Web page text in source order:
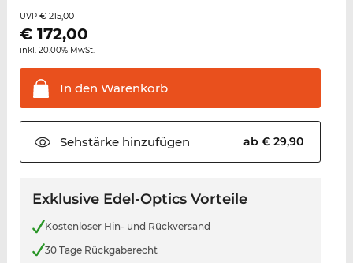
UVP € 215,00
€ 172,00
inkl. 20.00% MwSt.
In den Warenkorb
Sehstärkehinzufügen ab € 29,90
Exklusive Edel-Optics Vorteile
Kostenloser Hin- und Rückversand
30 Tage Rückgaberecht